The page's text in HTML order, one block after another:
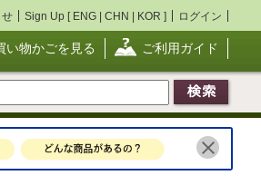
せ Sign Up [ ENG | CHN | KOR ] ログイン
い物かごを見る ご利用ガイド